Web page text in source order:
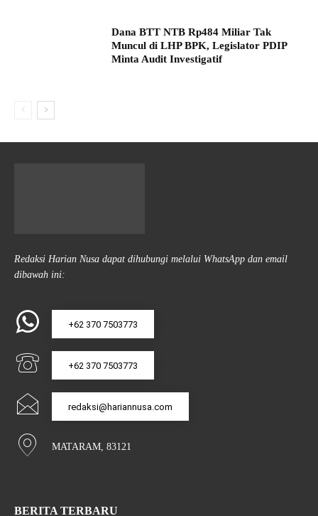
Dana BTT NTB Rp484 Miliar Tak
Muncul di LHP BPK, Legislator PDIP
Minta Audit Investigatif
Redaksi Harian Nusa dapat dihubungi melalui WhatsApp dan email
dibawah ini:
+62 370 7503773
+62 370 7503773
redaksi@hariannusa.com
MATARAM, 83121
BERITA TERBARU